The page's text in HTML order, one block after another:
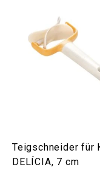
Teigschneider für
DELÍCIA, 7 cm